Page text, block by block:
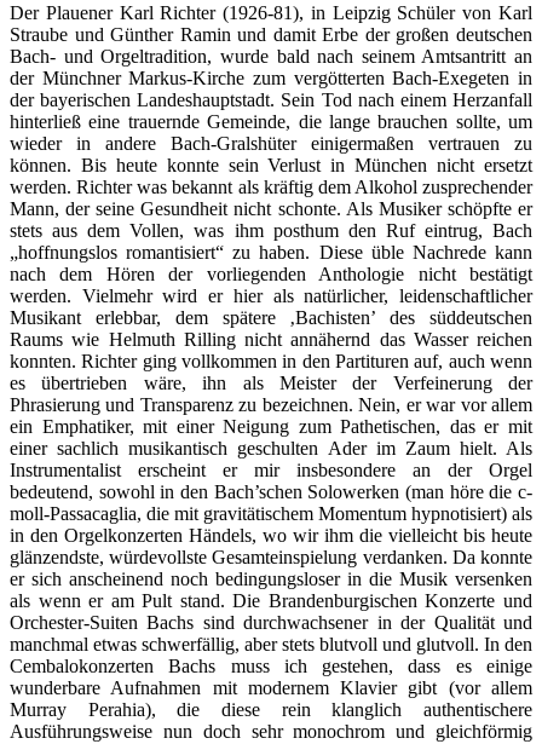
Der Plauener Karl Richter (1926-81), in Leipzig Schüler von Karl
Straube und Günther Ramin und damit Erbe der großen deutschen
Bach- und Orgeltradition, wurde bald nach seinem Amtsantritt an
der Münchner Markus-Kirche zum vergötterten Bach-Exegeten in
der bayerischen Landeshauptstadt. Sein Tod nach einem Herzanfall
hinterließ eine trauernde Gemeinde, die lange brauchen sollte, um
wieder in andere Bach-Gralshüter einigermaßen vertrauen zu
können. Bis heute konnte sein Verlust in München nicht ersetzt
werden. Richter was bekannt als kräftig dem Alkohol zusprechender
Mann, der seine Gesundheit nicht schonte. Als Musiker schöpfte er
stets aus dem Vollen, was ihm posthum den Ruf eintrug, Bach
„hoffnungslos romantisiert“ zu haben. Diese üble Nachrede kann
nach dem Hören der vorliegenden Anthologie nicht bestätigt
werden. Vielmehr wird er hier als natürlicher, leidenschaftlicher
Musikant erlebbar, dem spätere ‚Bachisten’ des süddeutschen
Raums wie Helmuth Rilling nicht annähernd das Wasser reichen
konnten. Richter ging vollkommen in den Partituren auf, auch wenn
es übertrieben wäre, ihn als Meister der Verfeinerung der
Phrasierung und Transparenz zu bezeichnen. Nein, er war vor allem
ein Emphatiker, mit einer Neigung zum Pathetischen, das er mit
einer sachlich musikantisch geschulten Ader im Zaum hielt. Als
Instrumentalist erscheint er mir insbesondere an der Orgel
bedeutend, sowohl in den Bach’schen Solowerken (man höre die c-
moll-Passacaglia, die mit gravitätischem Momentum hypnotisiert) als
in den Orgelkonzerten Händels, wo wir ihm die vielleicht bis heute
glänzendste, würdevollste Gesamteinspielung verdanken. Da konnte
er sich anscheinend noch bedingungsloser in die Musik versenken
als wenn er am Pult stand. Die Brandenburgischen Konzerte und
Orchester-Suiten Bachs sind durchwachsener in der Qualität und
manchmal etwas schwerfällig, aber stets blutvoll und glutvoll. In den
Cembalokonzerten Bachs muss ich gestehen, dass es einige
wunderbare Aufnahmen mit modernem Klavier gibt (vor allem
Murray Perahia), die diese rein klanglich authentischere
Ausführungsweise nun doch sehr monochrom und gleichförmig